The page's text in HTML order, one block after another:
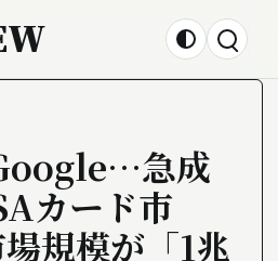
急成
カード市
規模が「1兆